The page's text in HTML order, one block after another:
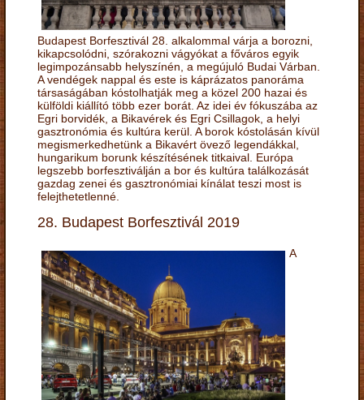
Budapest Borfesztivál 28. alkalommal várja a borozni,
kikapcsolódni, szórakozni vágyókat a főváros egyik
legimpozánsabb helyszínén, a megújuló Budai Várban.
A vendégek nappal és este is káprázatos panoráma
társaságában kóstolhatják meg a közel 200 hazai és
külföldi kiállító több ezer borát. Az idei év fókuszába az
Egri borvidék, a Bikavérek és Egri Csillagok, a helyi
gasztronómia és kultúra kerül. A borok kóstolásán kívül
megismerkedhetünk a Bikavért övező legendákkal,
hungarikum borunk készítésének titkaival. Európa
legszebb borfesztiválján a bor és kultúra találkozását
gazdag zenei és gasztronómiai kínálat teszi most is
felejthetetlenné.
28. Budapest Borfesztivál 2019
A